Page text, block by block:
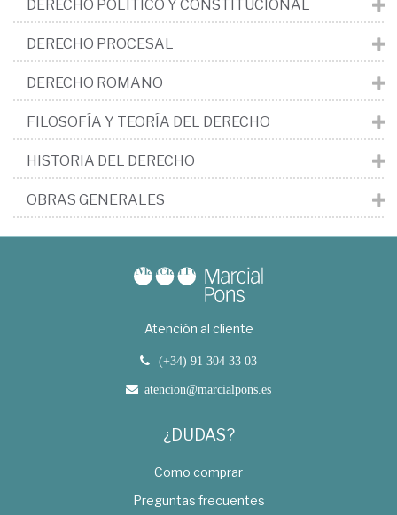
DERECHO POLÍTICO Y CONSTITUCIONAL
DERECHO PROCESAL
DERECHO ROMANO
FILOSOFÍA Y TEORÍA DEL DERECHO
HISTORIA DEL DERECHO
OBRAS GENERALES
Atención al cliente
(+34) 91 304 33 03
atencion@marcialpons.es
¿DUDAS?
Como comprar
Preguntas frecuentes